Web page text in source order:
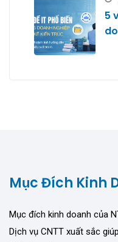
5
Mục Đích Kinh
Mục đích kinh doanh của
Dịch vụ CNTT xuất sắc